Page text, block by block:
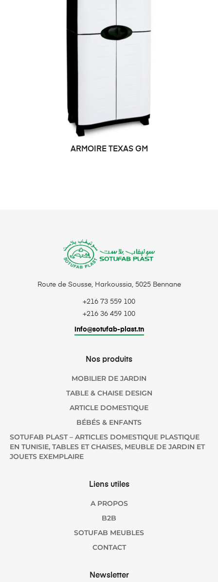
ARMOIRE TEXAS GM
Route de Sousse, Harkoussia, 5025 Bennane
+216 73 559 100
+216 36 459 100
info@sotufab-plast.tn
Nos produits
MOBILIER DE JARDIN
TABLE & CHAISE DESIGN
ARTICLE DOMESTIQUE
BÉBÉS & ENFANTS
SOTUFAB PLAST – ARTICLES DOMESTIQUE PLASTIQUE
EN TUNISIE, TABLES ET CHAISES, MEUBLE DE JARDIN ET
JOUETS EXEMPLAIRE
Liens utiles
A PROPOS
B2B
SOTUFAB MEUBLES
CONTACT
Newsletter